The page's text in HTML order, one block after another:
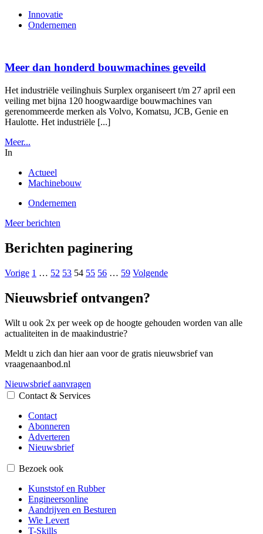
Innovatie
Ondernemen
Meer dan honderd bouwmachines geveild
Het industriële veilinghuis Surplex organiseert t/m 27 april een
veiling met bijna 120 hoogwaardige bouwmachines van
gerenommeerde merken als Volvo, Komatsu, JCB, Genie en
Haulotte. Het industriële [...]
Meer...
In
Actueel
Machinebouw
Ondernemen
Meer berichten
Berichten paginering
Vorige 1 … 52 53 54 55 56 … 59 Volgende
Nieuwsbrief ontvangen?
Wilt u ook 2x per week op de hoogte gehouden worden van alle
actualiteiten in de maakindustrie?
Meldt u zich dan hier aan voor de gratis nieuwsbrief van
vraagenaanbod.nl
Nieuwsbrief aanvragen
Contact & Services
Contact
Abonneren
Adverteren
Nieuwsbrief
Bezoek ook
Kunststof en Rubber
Engineersonline
Aandrijven en Besturen
Wie Levert
T-Skills